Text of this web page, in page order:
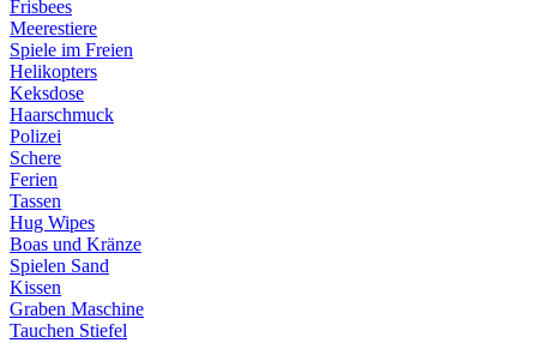
Frisbees
Meerestiere
Spiele im Freien
Helikopters
Keksdose
Haarschmuck
Polizei
Schere
Ferien
Tassen
Hug Wipes
Boas und Kränze
Spielen Sand
Kissen
Graben Maschine
Tauchen Stiefel